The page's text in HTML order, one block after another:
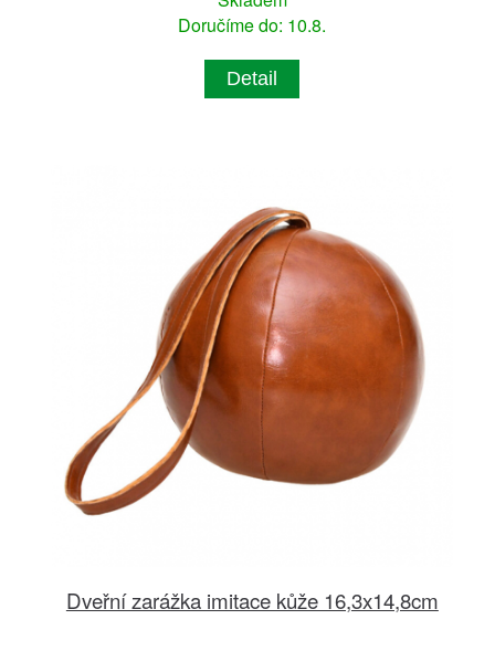
Doručíme do: 10.8.
Detail
Dveřní zarážka imitace kůže 16,3x14,8cm